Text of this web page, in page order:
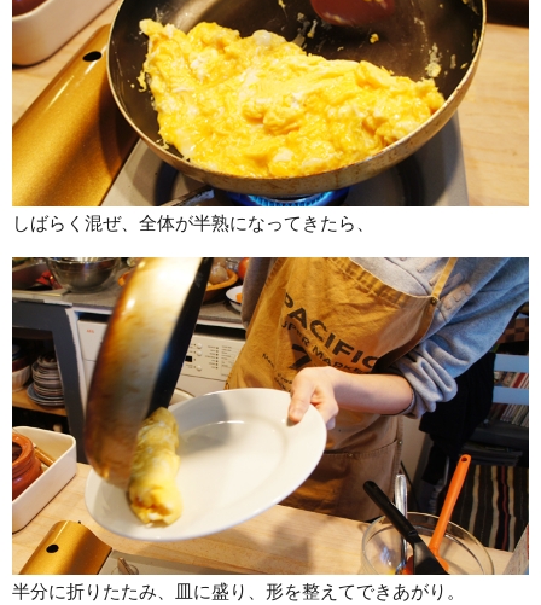
しばらく混ぜ、全体が半熟になってきたら、
半分に折りたたみ、皿に盛り、形を整えてできあがり。